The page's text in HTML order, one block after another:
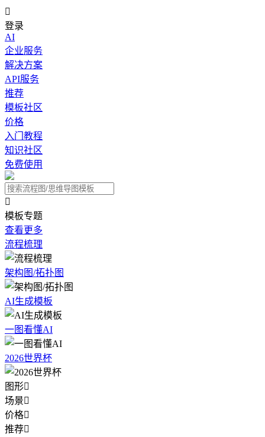

登录
AI
企业服务
解决方案
API服务
推荐
模板社区
价格
入门教程
知识社区
免费使用

模板专题
查看更多
流程梳理
架构图/拓扑图
AI生成模板
一图看懂AI
2026世界杯
图形
场景
价格
推荐